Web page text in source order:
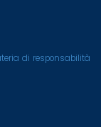
di responsabilità